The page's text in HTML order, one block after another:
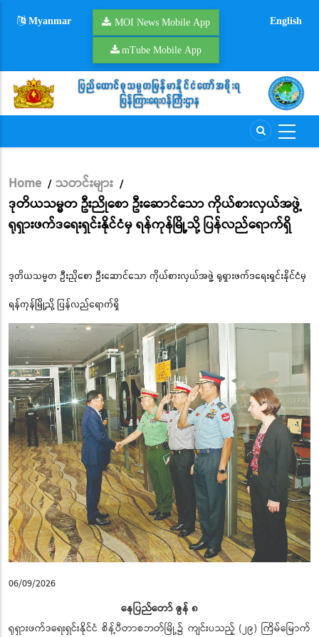
Myanmar MOI News Mobile App
mTube Mobile App
English
Breadcrumb
Home / သတင်းများ /
ဒုတိယသမ္မတ ဦးညိုစော ဦးဆောင်သော ကိုယ်စားလှယ်အဖွဲ့
ရုရှားဖက်ဒရေးရှင်းနိုင်ငံမှ ရန်ကုန်မြို့သို့ ပြန်လည်ရောက်ရှိ
ဒုတိယသမ္မတ ဦးညိုစော ဦးဆောင်သော ကိုယ်စားလှယ်အဖွဲ့ ရုရှားဖက်ဒရေးရှင်းနိုင်ငံမှ
ရန်ကုန်မြို့သို့ ပြန်လည်ရောက်ရှိ
06/09/2026
နေပြည်တော် ဇွန် ၈
ရုရှားဖက်ဒရေးရှင်းနိုင်ငံ စိန့်ပီတာစဘတ်မြို့၌ ကျင်းပသည့် (၂၉) ကြိမ်မြောက်